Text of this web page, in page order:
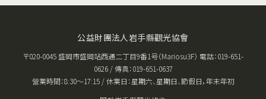
公益財團法人岩手縣觀光協會
〒020-0045 盛岡市盛岡站西通二丁目9番1号（Mariosu3F） 電話：019-651-
0626 / 傳真：019-651-0637
營業時間：8:30〜17:15 / 休業日：星期六、星期日、節假日，年末年初